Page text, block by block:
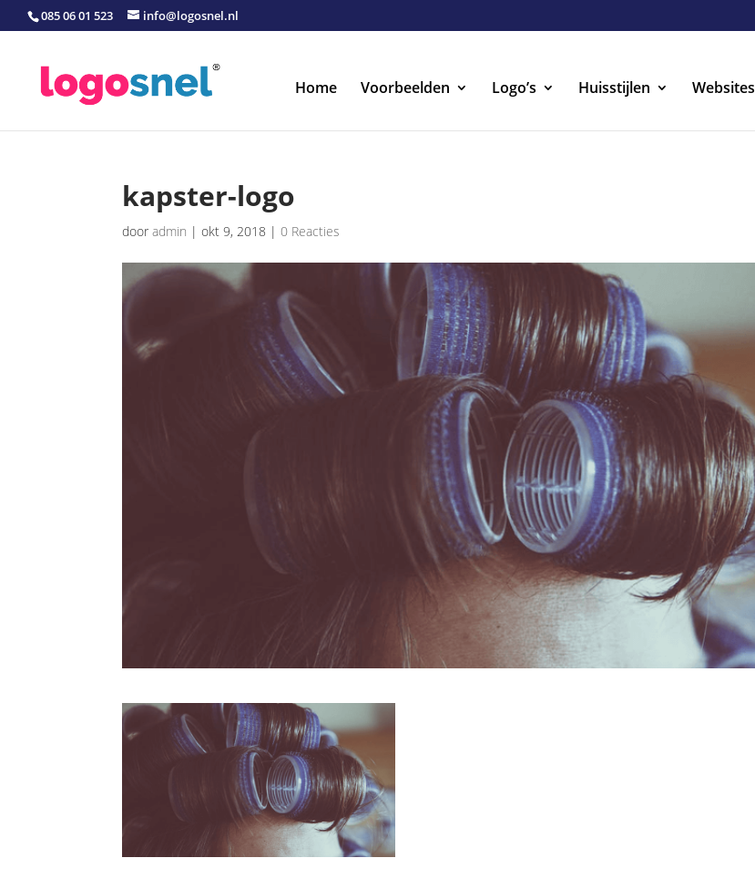
085 06 01 523 info@logosnel.nl
Home Voorbeelden Logo’s Huisstijlen Websites
kapster-logo
dooradmin |okt 9, 2018 |0 Reacties